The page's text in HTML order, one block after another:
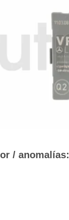
/ anomalías: